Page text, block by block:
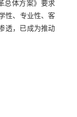
总体方案》要求
性、专业性、客
透，已成为推动